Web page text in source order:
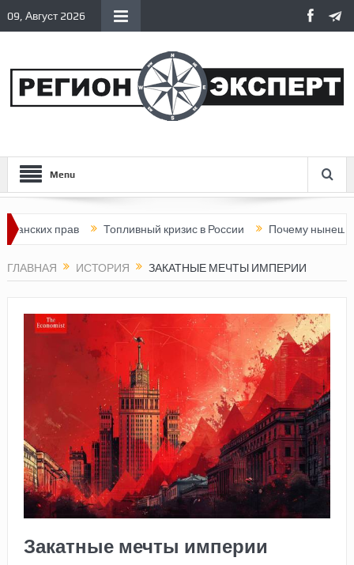
09, Август 2026
Menu
прав Топливный кризис в России Почему нынешняя
ГЛАВНАЯ ИСТОРИЯ ЗАКАТНЫЕ МЕЧТЫ ИМПЕРИИ
Закатные мечты империи